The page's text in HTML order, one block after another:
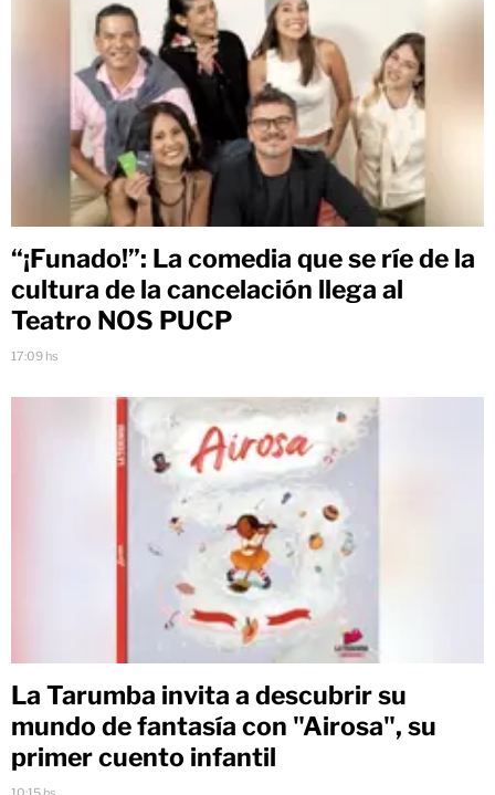
“¡Funado!”: La comedia que se ríe de la
cultura de la cancelación llega al
Teatro NOS PUCP
17:09 hs
La Tarumba invita a descubrir su
mundo de fantasía con "Airosa", su
primer cuento infantil